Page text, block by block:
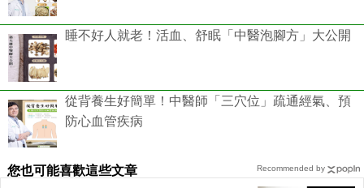
睡不好人就老！活血、舒眠「中醫泡腳方」大公開
從背養生好簡單！中醫師「三穴位」疏通經氣、預
防心血管疾病
您也可能喜歡這些文章
Recommended by